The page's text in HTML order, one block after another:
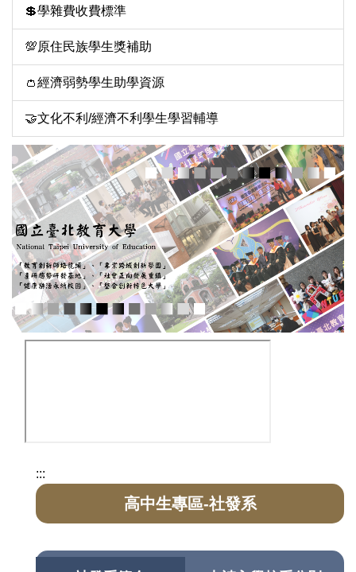
💲學雜費收費標準
💯原住民族學生獎補助
👛經濟弱勢學生助學資源
🤝文化不利/經濟不利學生學習輔導
:::
高中生專區-社發系